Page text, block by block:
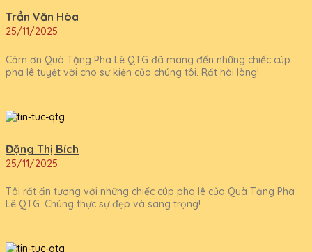
Trần Văn Hòa
25/11/2025
Cảm ơn Quà Tặng Pha Lê QTG đã mang đến những chiếc cúp
pha lê tuyệt vời cho sự kiện của chúng tôi. Rất hài lòng!
Đặng Thị Bích
25/11/2025
Tôi rất ấn tượng với những chiếc cúp pha lê của Quà Tặng Pha
Lê QTG. Chúng thực sự đẹp và sang trọng!